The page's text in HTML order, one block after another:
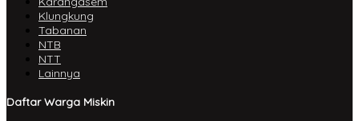
Klungkung
Tabanan
NTB
NTT
Lainnya
Daftar Warga Miskin